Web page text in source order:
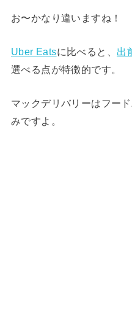
お〜かなり違いますね！
Uber Eatsに比べると、 出
選べる点が特徴的です。
マックデリバリーはフー
みですよ。